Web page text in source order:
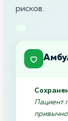
рисков.
Пациент